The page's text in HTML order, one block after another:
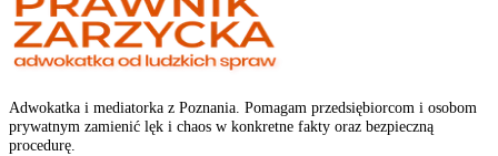
Adwokatka i mediatorka z Poznania. Pomagam przedsiębiorcom i osobom
prywatnym zamienić lęk i chaos w konkretne fakty oraz bezpieczną
procedurę.